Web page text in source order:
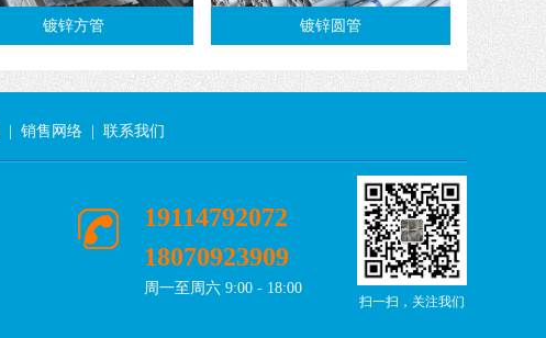
镀锌方管 镀锌圆管
销售网络 联系我们
扫一扫，关注我们
19114792072
18070923909
周一至周六 9:00 - 18:00